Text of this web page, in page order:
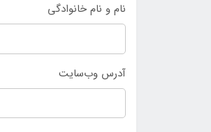
نام و نام خانوادگی
آدرس وب‌سایت